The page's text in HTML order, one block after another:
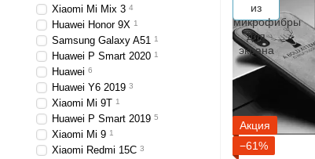
Акция
−61%
Xiaomi Mi Mix 3 4
Huawei Honor 9X 1
Samsung Galaxy A51 1
Huawei P Smart 2020 1
Huawei 6
Huawei Y6 2019 3
Xiaomi Mi 9T 1
Huawei P Smart 2019 5
Xiaomi Mi 9 1
Xiaomi Redmi 15C 3